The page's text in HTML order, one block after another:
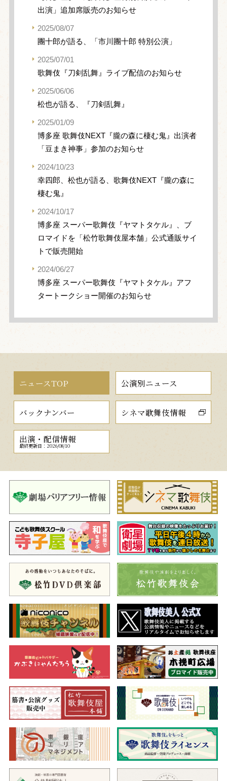
出演」追加席販売のお知らせ
2025/08/07
團十郎が語る、「市川團十郎 特別公演」
2025/07/01
歌舞伎『刀剣乱舞』ライブ配信のお知らせ
2025/06/06
松也が語る、『刀剣乱舞』
2025/01/09
博多座 歌舞伎NEXT『朧の森に棲む鬼』出演者
「豆まき神事」参加のお知らせ
2024/10/23
幸四郎、松也が語る、歌舞伎NEXT『朧の森に
棲む鬼』
2024/10/17
博多座 スーパー歌舞伎『ヤマトタケル』、ブ
ロマイドを「松竹歌舞伎屋本舗」公式通販サイ
トで販売開始
2024/06/27
博多座 スーパー歌舞伎『ヤマトタケル』アフ
タートークショー開催のお知らせ
ニュースTOP 公演別ニュース
バックナンバー シネマ歌舞伎情報
出演・配信情報
最終更新日：2026/08/10